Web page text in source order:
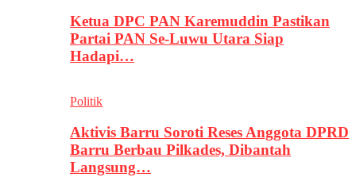
Ketua DPC PAN Karemuddin Pastikan
Partai PAN Se-Luwu Utara Siap
Hadapi…
Politik
Aktivis Barru Soroti Reses Anggota DPRD
Barru Berbau Pilkades, Dibantah
Langsung…